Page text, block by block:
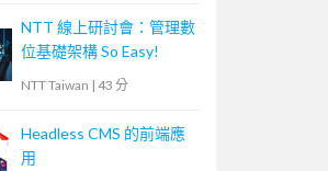
NTT 線上研討會：管理數
位基礎架構 So Easy!
NTT Taiwan | 43 分
Headless CMS 的前端應
用